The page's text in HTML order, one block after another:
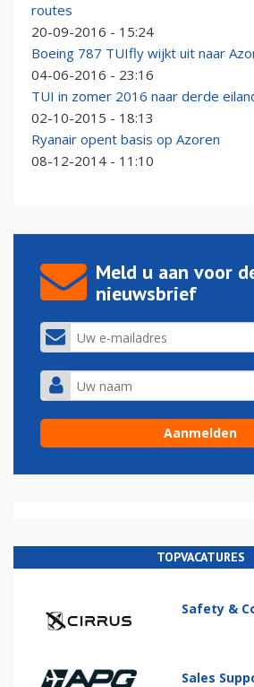
routes
20-09-2016 - 15:24
Boeing 787 TUIfly wijkt uit naar
04-06-2016 - 23:16
TUI in zomer 2016 naar derde
02-10-2015 - 18:13
Ryanair opent basis op Azoren
08-12-2014 - 11:10
Meld u aan voor
nieuwsbrief
TOPVACATURES
Safety &
Sales